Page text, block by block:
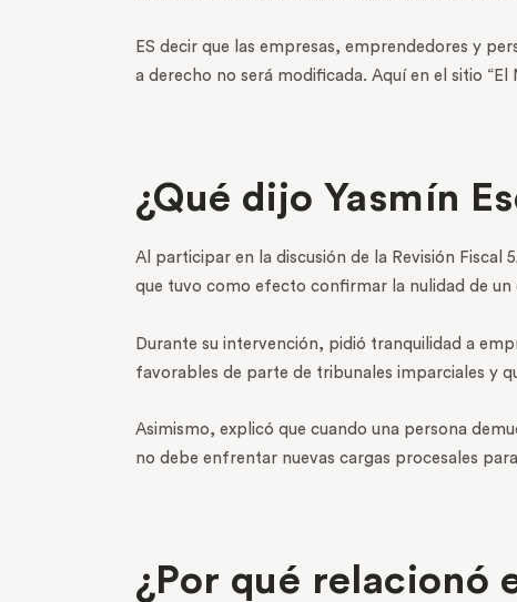
ES decir que las empresas, emprendedores y
a derecho no será modificada. Aquí en el sitio
¿Qué dijo Yasmín
Al participar en la discusión de la Revisión
que tuvo como efecto confirmar la nulidad de
Durante su intervención, pidió tranquilidad a
favorables de parte de tribunales imparciales y
Asimismo, explicó que cuando una persona
no debe enfrentar nuevas cargas procesales
¿Por qué relacionó